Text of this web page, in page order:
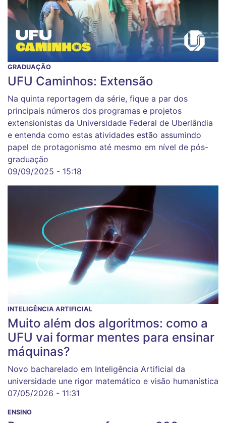
GRADUAÇÃO
UFU Caminhos: Extensão
Na quinta reportagem da série, fique a par dos
principais números dos programas e projetos
extensionistas da Universidade Federal de Uberlândia
e entenda como estas atividades estão assumindo
papel de protagonismo até mesmo em nível de pós-
graduação
09/09/2025 - 15:18
INTELIGÊNCIA ARTIFICIAL
Muito além dos algoritmos: como a
UFU vai formar mentes para ensinar
máquinas?
Novo bacharelado em Inteligência Artificial da
universidade une rigor matemático e visão humanística
07/05/2026 - 11:31
ENSINO